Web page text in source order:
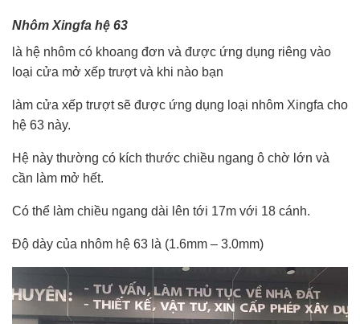
Nhôm Xingfa hệ 63
là hệ nhôm có khoang đơn và được ứng dụng riêng vào
loại cửa mở xếp trượt và khi nào bạn
làm cửa xếp trượt sẽ được ứng dụng loại nhôm Xingfa cho
hệ 63 này.
Hệ này thường có kích thước chiều ngang ô chờ lớn và
cần làm mở hết.
Có thể làm chiều ngang dài lên tới 17m với 18 cánh.
Độ dày của nhôm hệ 63 là (1.6mm – 3.0mm)